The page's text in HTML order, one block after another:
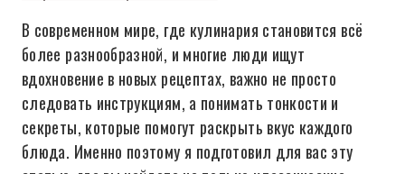
В современном мире, где кулинария становится всё
более разнообразной, и многие люди ищут
вдохновение в новых рецептах, важно не просто
следовать инструкциям, а понимать тонкости и
секреты, которые помогут раскрыть вкус каждого
блюда. Именно поэтому я подготовил для вас эту